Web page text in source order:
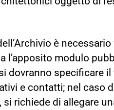
è
l’apposito modulo
dovranno specificare il
e contatti; nel caso
richiede di allegare